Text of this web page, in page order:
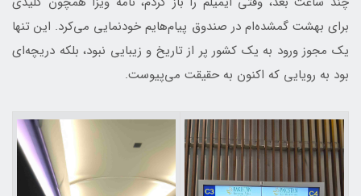
برای بهشت گمشده‌ام در صندوق پیام‌هایم خودنمایی می‌کرد. این تنها
یک مجوز ورود به یک کشور پر از تاریخ و زیبایی نبود، بلکه دریچه‌ای
بود به رویایی که اکنون به حقیقت می‌پیوست.